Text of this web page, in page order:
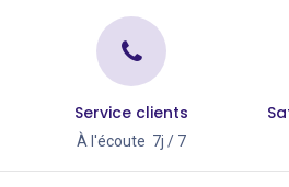
Service clients
À l'écoute 7j / 7